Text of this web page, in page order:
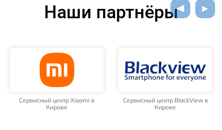
Наши партнёры
Сервисный центр Xiaomi в
Кирове
Сервисный центр BlackView в
Кирове